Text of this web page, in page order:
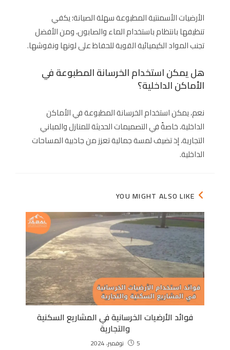
الأرضيات الأسمنتية المطبوعة سهلة الصيانة؛ يكفي
تنظيفها بانتظام باستخدام الماء والصابون، ومن الأفضل
تجنب المواد الكيميائية القوية للحفاظ على لونها ونقوشها.
هل يمكن استخدام الخرسانة المطبوعة في
الأماكن الداخلية؟
نعم، يمكن استخدام الخرسانة المطبوعة في الأماكن
الداخلية، خاصةً في التصميمات الحديثة للمنازل والمباني
التجارية، إذ تضيف لمسة جمالية تعزز من جاذبية المساحات
الداخلية.
YOU MIGHT ALSO LIKE
فوائد الأرضيات الخرسانية في المشاريع السكنية
والتجارية
5 نوفمبر، 2024